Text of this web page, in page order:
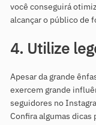
você conseguirá
alcançar o público de
4. Utilize
Apesar da grande
exercem grande
seguidores no
Confira algumas dicas